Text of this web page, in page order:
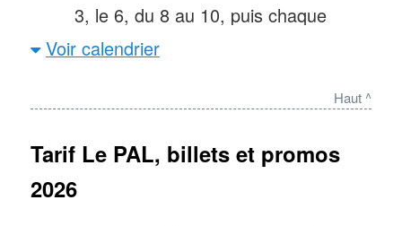
visiteursen 2025, 733 000 en 2024,
754 000 en 2023 (record), 695 000
en 2022
3, le 6, du 8 au 10, puis chaque
mercredi et les week-end ainsi que
En juin : ouverture chaque week-end
partir du 13 juin
En Juillet et aout : ouverture du Pal
Voir calendrier
Haut ^
Tarif Le PAL, billets et promos
2026